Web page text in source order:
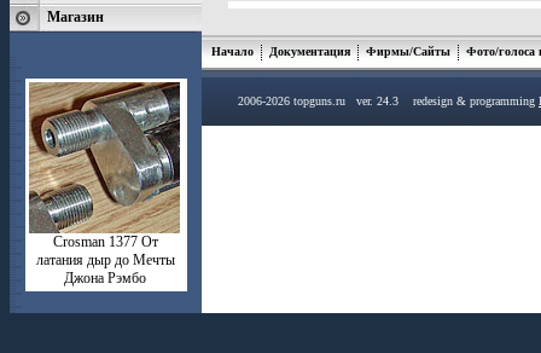
Магазин
Crosman 1377 От
латания дыр до Мечты
Джона Рэмбо
Начало Документация Фирмы/Сайты Фото/голоса
2006-2026 topguns.ru ver. 24.3 redesign & programming